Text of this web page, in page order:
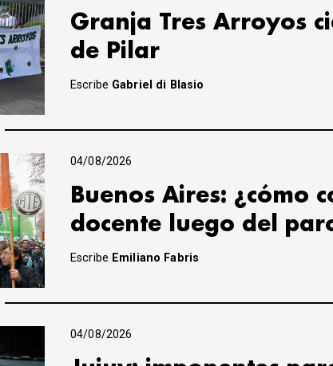
Granja Tres Arroyos
de Pilar
Escribe Gabriel di Blasio
04/08/2026
Buenos Aires: ¿cómo
docente luego del
Escribe Emiliano Fabris
04/08/2026